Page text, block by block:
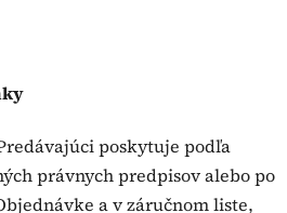
poskytuje podľa
právnych predpisov alebo po
a v záručnom liste,